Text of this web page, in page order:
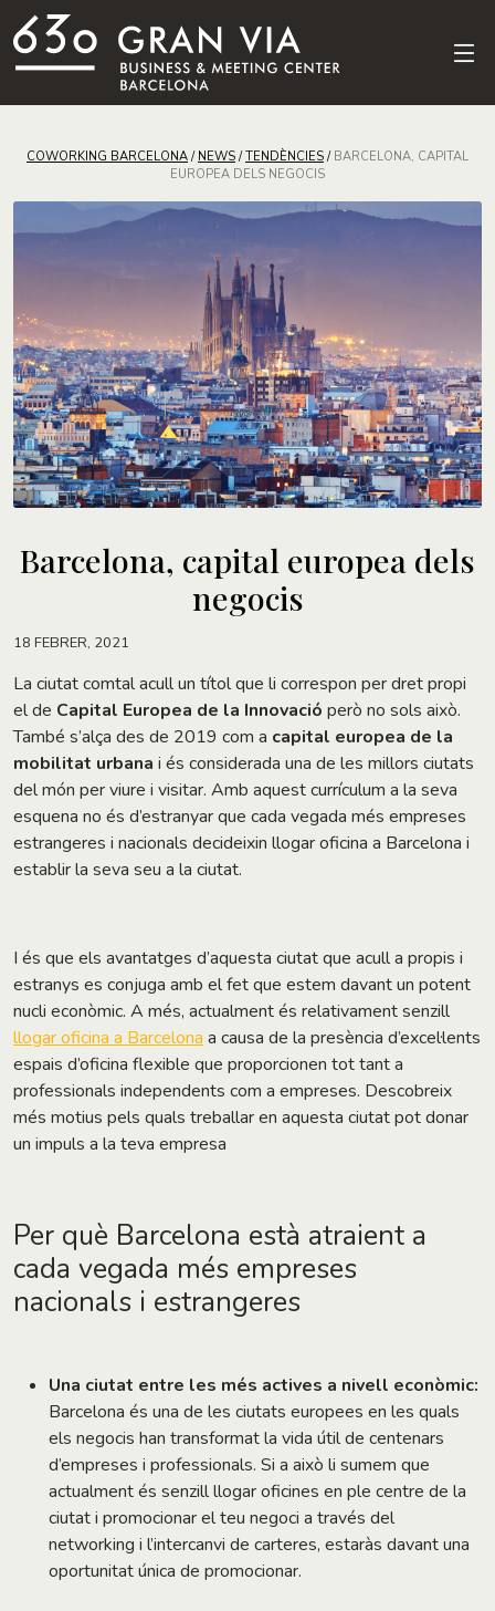
COWORKING BARCELONA / NEWS /TENDÈNCIES / BARCELONA, CAPITAL
EUROPEA DELS NEGOCIS
Barcelona, capital europea dels
negocis
18 FEBRER, 2021
La ciutat comtal acull un títol que li correspon per dret propi
el de Capital Europea de la Innovació però no sols això.
També s’alça des de 2019 com a capital europea de la
mobilitat urbana i és considerada una de les millors ciutats
del món per viure i visitar. Amb aquest currículum a la seva
esquena no és d’estranyar que cada vegada més empreses
estrangeres i nacionals decideixin llogar oficina a Barcelona i
establir la seva seu a la ciutat.
I és que els avantatges d’aquesta ciutat que acull a propis i
estranys es conjuga amb el fet que estem davant un potent
nucli econòmic. A més, actualment és relativament senzill
llogar oficina a Barcelona a causa de la presència d’excel·lents
espais d’oficina flexible que proporcionen tot tant a
professionals independents com a empreses. Descobreix
més motius pels quals treballar en aquesta ciutat pot donar
un impuls a la teva empresa
Per què Barcelona està atraient a
cada vegada més empreses
nacionals i estrangeres
Una ciutat entre les més actives a nivell econòmic:
Barcelona és una de les ciutats europees en les quals
els negocis han transformat la vida útil de centenars
d’empreses i professionals. Si a això li sumem que
actualment és senzill llogar oficines en ple centre de la
ciutat i promocionar el teu negoci a través del
networking i l’intercanvi de carteres, estaràs davant una
oportunitat única de promocionar.